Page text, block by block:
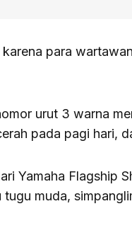
para
urut 3 warna
pada pagi hari,
Yamaha Flagship
muda,